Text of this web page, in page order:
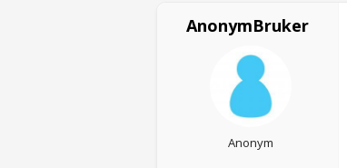
AnonymBruker
Anonym